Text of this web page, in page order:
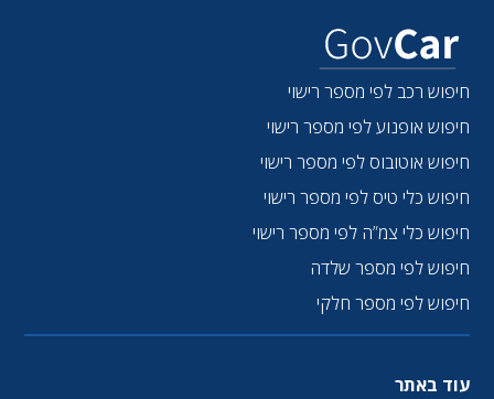
חיפוש רכב לפי מספר רישוי
חיפוש אופנוע לפי מספר רישוי
חיפוש אוטובוס לפי מספר רישוי
חיפוש כלי טיס לפי מספר רישוי
חיפוש כלי צמ”ה לפי מספר רישוי
חיפוש לפי מספר שלדה
חיפוש לפי מספר חלקי
עוד באתר